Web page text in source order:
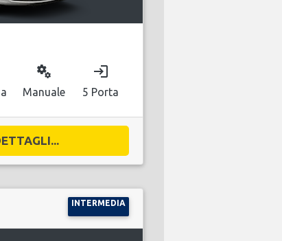
miscellaneous_services
Manuale
login
5 Porta
INTERMEDIA